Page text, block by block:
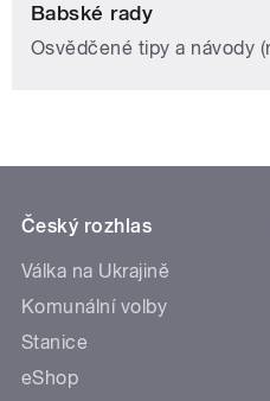
Babské rady
Osvědčené tipy a návody
Český rozhlas
Válka na Ukrajině
Komunální volby
Stanice
eShop